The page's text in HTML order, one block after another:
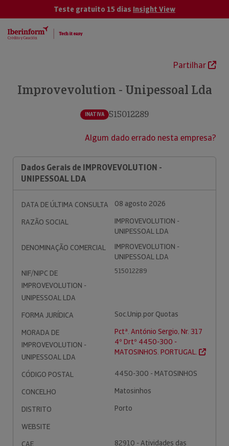
Teste gratuito 15 dias Insight View
Partilhar
Improvevolution - Unipessoal Lda
INATIVA 515012289
Algum dado errado nesta empresa?
Dados Gerais de IMPROVEVOLUTION -
UNIPESSOAL LDA
DATA DE ÚLTIMA CONSULTA
08 agosto 2026
RAZÃO SOCIAL
IMPROVEVOLUTION -
UNIPESSOAL LDA
DENOMINAÇÃO COMERCIAL
IMPROVEVOLUTION -
UNIPESSOAL LDA
NIF/NIPC DE
IMPROVEVOLUTION -
UNIPESSOAL LDA
515012289
FORMA JURÍDICA
Soc.Unip.por Quotas
MORADA DE
IMPROVEVOLUTION -
UNIPESSOAL LDA
Pctª. António Sergio, Nr. 317
4º Drtº 4450-300 -
MATOSINHOS. PORTUGAL.
CÓDIGO POSTAL
4450-300 - MATOSINHOS
CONCELHO
Matosinhos
DISTRITO
Porto
WEBSITE
CAE
82910 - Atividades das